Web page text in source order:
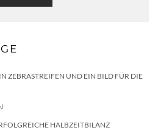
ZEBRASTREIFEN UND EIN BILD FÜR DIE
HALBZEITBILANZ